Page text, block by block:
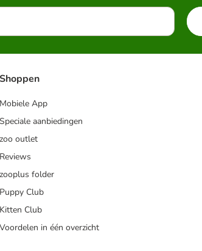
Shoppen
Mobiele App
Speciale aanbiedingen
zoo outlet
Reviews
zooplus folder
Puppy Club
Kitten Club
Voordelen in één overzicht